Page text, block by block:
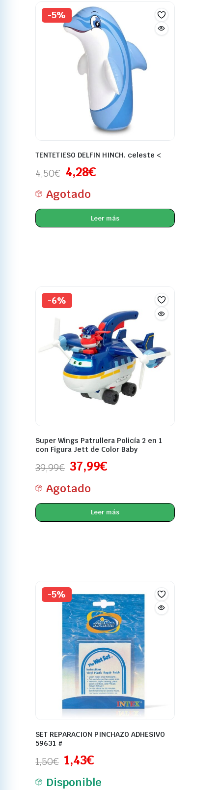
-5%
TENTETIESO DELFIN HINCH. celeste <
4,50€ 4,28€
Agotado
Leer más
-6%
Super Wings Patrullera Policía 2 en 1
con Figura Jett de Color Baby
39,99€ 37,99€
Agotado
Leer más
-5%
SET REPARACION PINCHAZO ADHESIVO
59631 #
1,50€ 1,43€
Disponible